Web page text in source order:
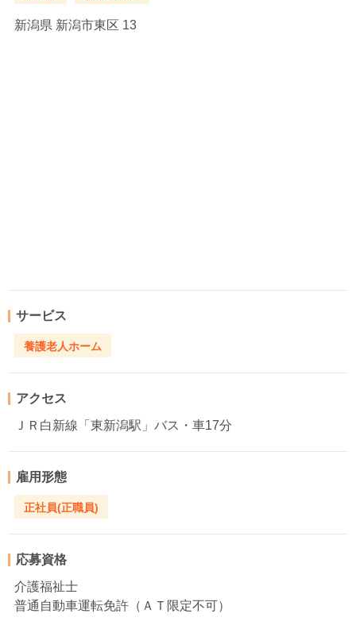
新潟県 新潟市東区 13
サービス
養護老人ホーム
アクセス
ＪＲ白新線「東新潟駅」バス・車17分
雇用形態
正社員(正職員)
応募資格
介護福祉士
普通自動車運転免許（ＡＴ限定不可）